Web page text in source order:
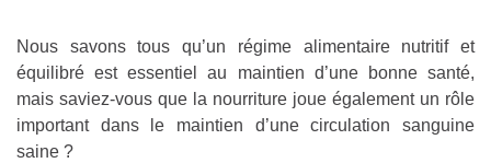
Nous savons tous qu’un régime alimentaire nutritif et
équilibré est essentiel au maintien d’une bonne santé,
mais saviez-vous que la nourriture joue également un rôle
important dans le maintien d’une circulation sanguine
saine ?